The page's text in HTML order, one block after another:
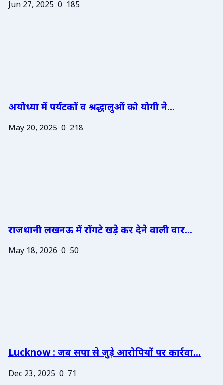
Jun 27, 2025 0 185
अयोध्या में पर्यटकों व श्रद्धालुओं को योगी ने...
May 20, 2025 0 218
राजधानी लखनऊ में रोंगटे खड़े कर देने वाली वार...
May 18, 2026 0 50
Lucknow : जब सपा से जुड़े आरोपियों पर कार्रवा...
Dec 23, 2025 0 71